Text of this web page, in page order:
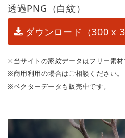
透過PNG（白紋）
ダウンロード（300 x
※当サイトの家紋データはフリー素材
※商用利用の場合はご相談ください。
※ベクターデータも販売中です。